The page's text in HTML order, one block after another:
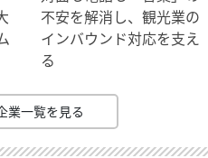
不安を解消し、観光業の
インバウンド対応を支え
る
業一覧を見る